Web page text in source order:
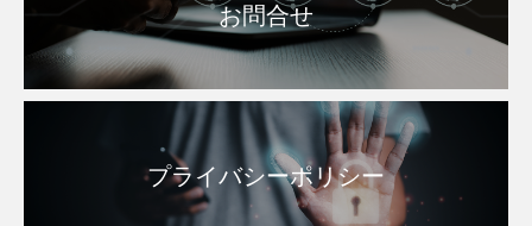
お問合せ
プライバシーポリシー